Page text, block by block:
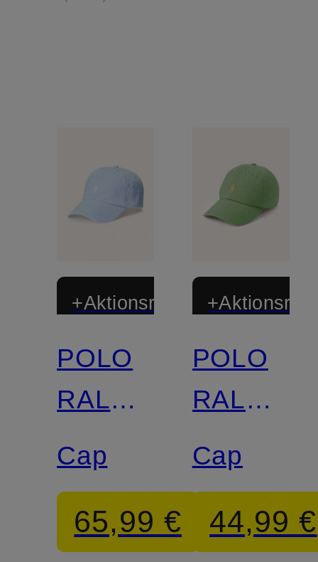
+Aktionsrabatt
POLO
RALPH
LAUREN
Cap
65,99 €
POLO
RALPH
LAUREN
Cap
44,99 €